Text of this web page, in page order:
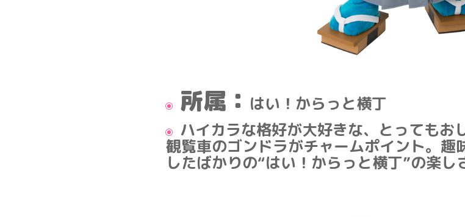
所属： はい！からっと横丁
ハイカラな格好が大好きな、とってもお
観覧車のゴンドラがチャームポイント。
したばかりの“はい！からっと横丁”の楽し